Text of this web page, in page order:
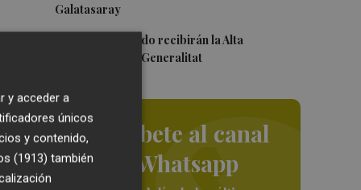
Galatasaray
Ferran y Grimaldo recibirán la Alta
Distinción de la Generalitat
Suscríbete al canal
de Whatsapp
y acceder a
únicos
y contenido,
(1913) también